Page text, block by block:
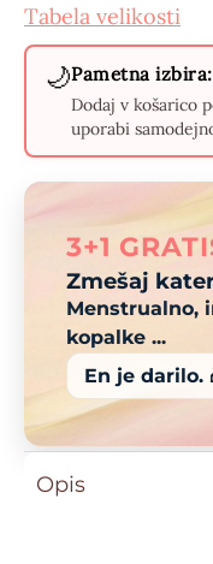
Tabela velikosti
🌙Pametna izbira:
Dodaj v košarico
uporabi
3+1
Zmešaj
Menstrualno,
kopalke ...
En je darilo.
Opis